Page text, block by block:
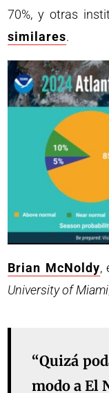
70%, y otras
similares.
Brian McNoldy,
University of Miami
“Quizá
modo a El